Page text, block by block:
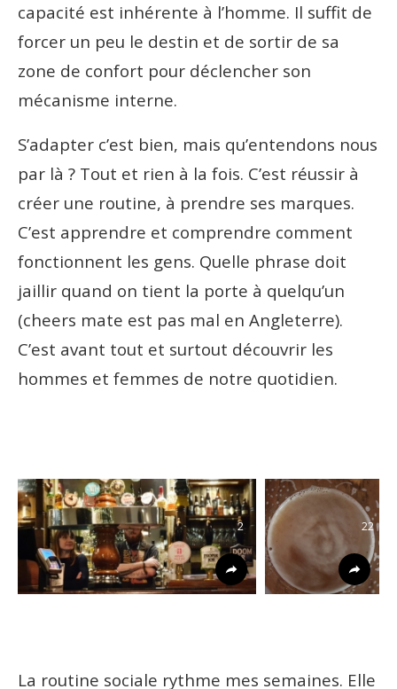
capacité est inhérente à l’homme. Il suffit de
forcer un peu le destin et de sortir de sa
zone de confort pour déclencher son
mécanisme interne.
S’adapter c’est bien, mais qu’entendons nous
par là ? Tout et rien à la fois. C’est réussir à
créer une routine, à prendre ses marques.
C’est apprendre et comprendre comment
fonctionnent les gens. Quelle phrase doit
jaillir quand on tient la porte à quelqu’un
(cheers mate est pas mal en Angleterre).
C’est avant tout et surtout découvrir les
hommes et femmes de notre quotidien.
2 22
La routine sociale rythme mes semaines. Elle